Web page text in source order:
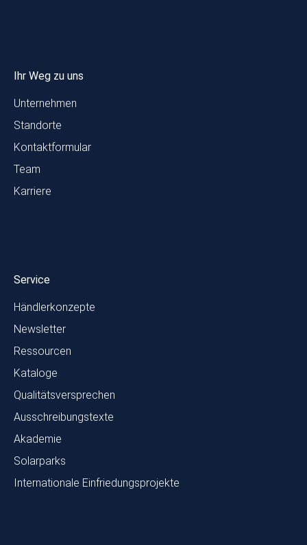
Ihr Weg zu uns
Unternehmen
Standorte
Kontaktformular
Team
Karriere
Service
Händlerkonzepte
Newsletter
Ressourcen
Kataloge
Qualitätsversprechen
Ausschreibungstexte
Akademie
Solarparks
Internationale Einfriedungsprojekte